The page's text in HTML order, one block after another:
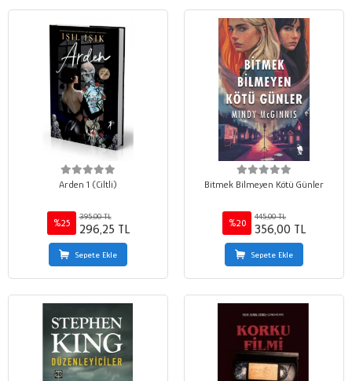
Arden 1 (Ciltli)
%25
395,00 TL
296,25 TL
Sepete Ekle
Bitmek Bilmeyen Kötü Günler
%20
445,00 TL
356,00 TL
Sepete Ekle